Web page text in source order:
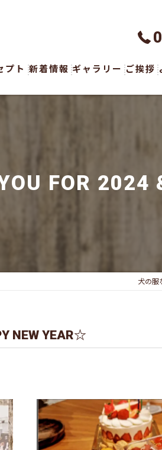
プト 新着情報 ギャラリー ご挨拶
FOR 2024
犬の服
NEW YEAR☆